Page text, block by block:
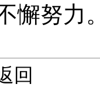
懈努力
回